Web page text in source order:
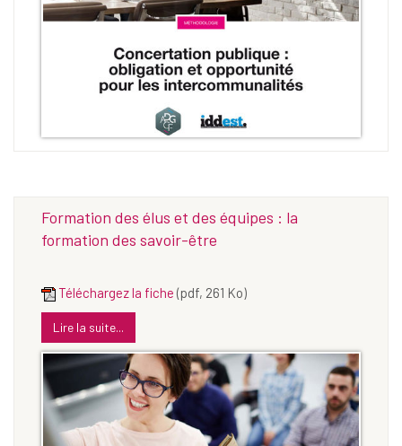
Formation des élus et des équipes : la
formation des savoir-être
Téléchargez la fiche (pdf, 261 Ko)
Lire la suite...